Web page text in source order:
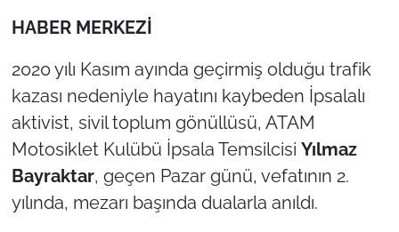
HABER MERKEZİ
2020 yılı Kasım ayında geçirmiş olduğu trafik
kazası nedeniyle hayatını kaybeden İpsalalı
aktivist, sivil toplum gönüllüsü, ATAM
Motosiklet Kulübü İpsala Temsilcisi Yılmaz
Bayraktar, geçen Pazar günü, vefatının 2.
yılında, mezarı başında dualarla anıldı.
EDİRNE
TEKİRDAĞ
KIRKLARELİ
ÇANAKKALE